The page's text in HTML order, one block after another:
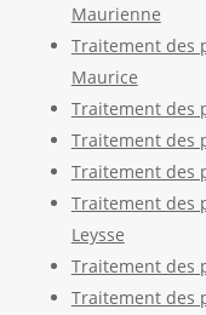
Maurienne
Traitement des
Maurice
Traitement des
Traitement des
Traitement des
Traitement des
Leysse
Traitement des
Traitement des